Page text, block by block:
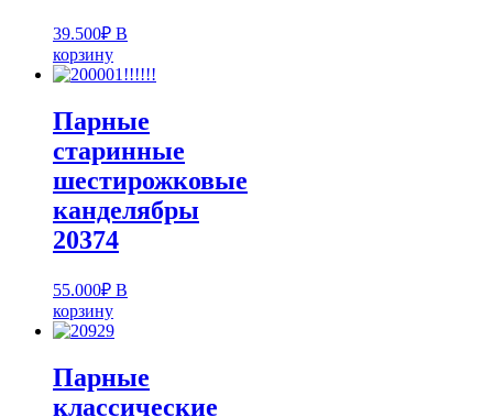
39.500₽ В
корзину
Парные
старинные
шестирожковые
канделябры
20374
55.000₽ В
корзину
Парные
классические